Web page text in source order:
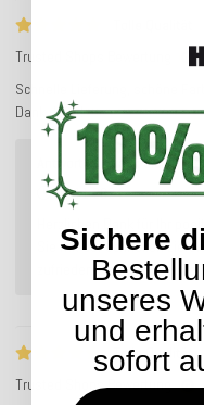
Trusted Shops Bewertung
Schnelle Lieferung, schöne
Dank dafür!
Antwort von hock-dich-
07.11.2024
Herzlichen Dank für Ihr
Sie mit der schnellen
zufrieden sind. Viel
Tolle Qualität
Trusted Shops Bewertung
Sichere
unseres
und
sofort